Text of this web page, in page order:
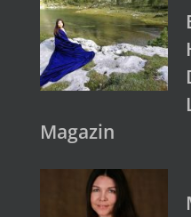
Magazin